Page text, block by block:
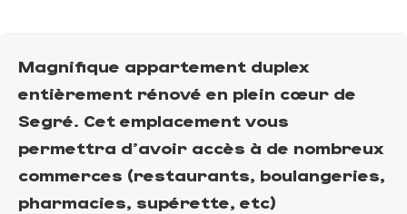
Magnifique appartement duplex
entièrement rénové en plein cœur de
Segré. Cet emplacement vous
permettra d'avoir accès à de nombreux
commerces (restaurants, boulangeries,
pharmacies, supérette, etc)